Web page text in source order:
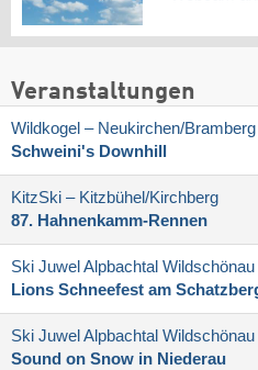
Veranstaltungen
Wildkogel – Neukirchen/​Bramberg
Schweini's Downhill
KitzSki – Kitzbühel/​Kirchberg
87. Hahnenkamm-Rennen
Ski Juwel Alpbachtal Wildschönau
Lions Schneefest am
Ski Juwel Alpbachtal Wildschönau
Sound on Snow in Niederau